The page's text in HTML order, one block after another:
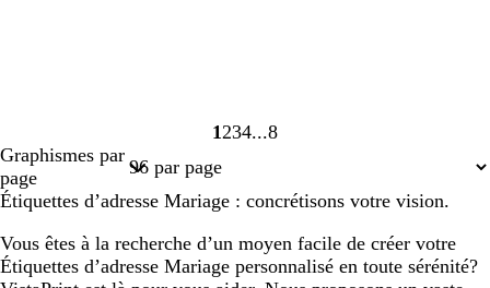
Page
1
1 Page
2 Page
3Page
4
Page
8
Graphismes par
page
Étiquettes d’adresse Mariage : concrétisons votre vision.
Vous êtes à la recherche d’un moyen facile de créer votre
Étiquettes d’adresse Mariage personnalisé en toute sérénité?